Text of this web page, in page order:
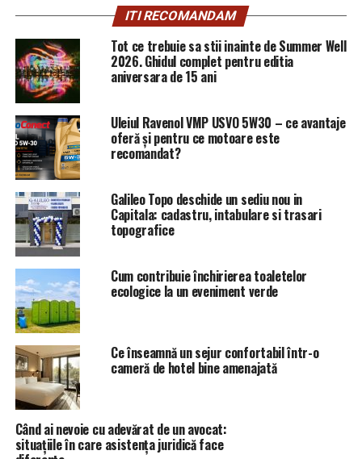
EXCLUSIV/USR este consiliat de un individ cu apucaturi
fascist-bolsevice
ITI RECOMANDAM
Tot ce trebuie sa stii inainte de Summer Well
2026. Ghidul complet pentru editia
aniversara de 15 ani
Uleiul Ravenol VMP USVO 5W30 – ce avantaje
oferă și pentru ce motoare este
recomandat?
Galileo Topo deschide un sediu nou in
Capitala: cadastru, intabulare si trasari
topografice
Cum contribuie închirierea toaletelor
ecologice la un eveniment verde
Ce înseamnă un sejur confortabil într-o
cameră de hotel bine amenajată
Când ai nevoie cu adevărat de un avocat:
situațiile în care asistența juridică face